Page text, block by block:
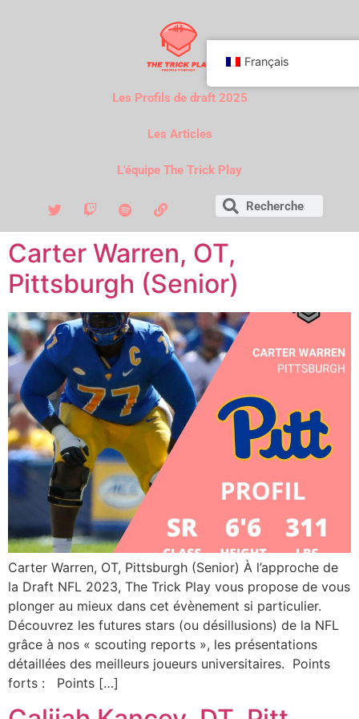
Les Profils de draft 2025
Les Articles
L'équipe The Trick Play
Carter Warren, OT,
Pittsburgh (Senior)
Carter Warren, OT, Pittsburgh (Senior) À l’approche de
la Draft NFL 2023, The Trick Play vous propose de vous
plonger au mieux dans cet évènement si particulier.
Découvrez les futures stars (ou désillusions) de la NFL
grâce à nos « scouting reports », les présentations
détaillées des meilleurs joueurs universitaires. Points
forts : Points […]
Français